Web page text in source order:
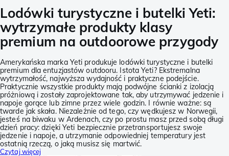
Lodówki turystyczne i butelki Yeti:
wytrzymałe produkty klasy
premium na outdoorowe przygody
Amerykańska marka Yeti produkuje lodówki turystyczne i butelki
premium dla entuzjastów outdooru. Istota Yeti? Ekstremalna
wytrzymałość, najwyższa wydajność i praktyczne podejście.
Praktycznie wszystkie produkty mają podwójne ścianki z izolacją
próżniową i zostały zaprojektowane tak, aby utrzymywać jedzenie i
napoje gorące lub zimne przez wiele godzin. I równie ważne: są
twarde jak skała. Niezależnie od tego, czy wędkujesz w Norwegii,
jesteś na biwaku w Ardenach, czy po prostu masz przed sobą długi
dzień pracy: dzięki Yeti bezpiecznie przetransportujesz swoje
jedzenie i napoje, a utrzymanie odpowiedniej temperatury jest
ostatnią rzeczą, o jaką musisz się martwić.
Czytaj więcej